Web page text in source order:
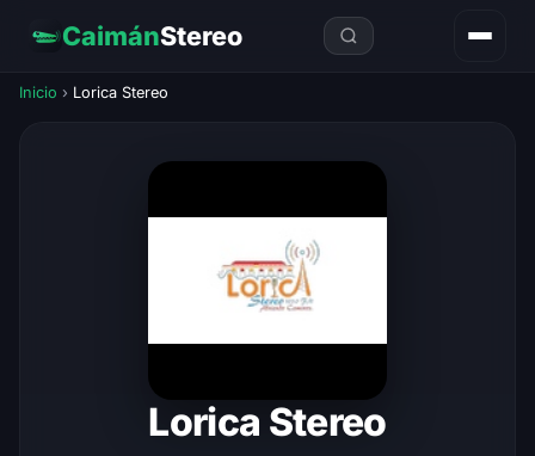
CaimánStereo
Inicio › Lorica Stereo
Lorica Stereo